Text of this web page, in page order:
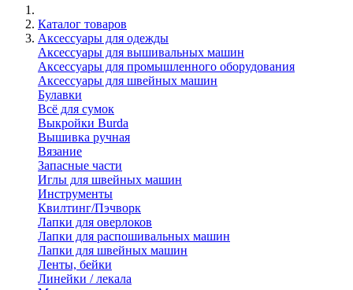
Каталог товаров
Аксессуары для одежды
Аксессуары для вышивальных машин
Аксессуары для промышленного оборудования
Аксессуары для швейных машин
Булавки
Всё для сумок
Выкройки Burda
Вышивка ручная
Вязание
Запасные части
Иглы для швейных машин
Инструменты
Квилтинг/Пэчворк
Лапки для оверлоков
Лапки для распошивальных машин
Лапки для швейных машин
Ленты, бейки
Линейки / лекала